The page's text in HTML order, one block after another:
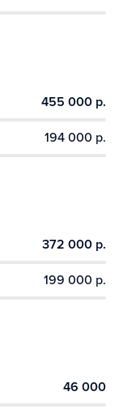
455 000 р.
194 000 р.
372 000 р.
199 000 р.
46 000